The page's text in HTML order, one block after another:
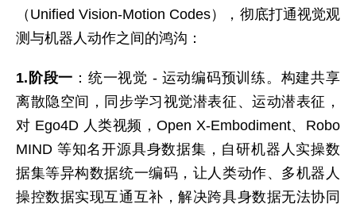
（Unified Vision-Motion Codes），彻底打通视觉观
测与机器人动作之间的鸿沟：
1.阶段一 ：统一视觉 - 运动编码预训练。构建共享
离散隐空间，同步学习视觉潜表征、运动潜表征，
对 Ego4D 人类视频，Open X-Embodiment、Robo
MIND 等知名开源具身数据集，自研机器人实操数
据集等异构数据统一编码，让人类动作、多机器人
操控数据实现互通互补，解决跨具身数据无法协同